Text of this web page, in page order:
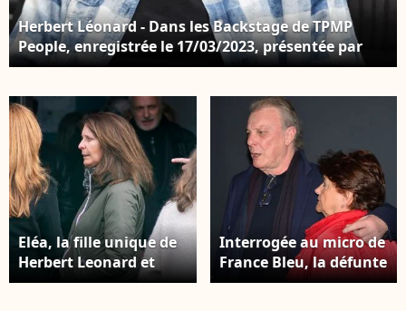
Herbert Léonard - Dans les Backstage de TPMP
People, enregistrée le 17/03/2023, présentée par
M.Delormeau et diffusée le 18/03/2023 - Paris le
Eléa, la fille unique de
Herbert Leonard et
Cleo aux obsèques du
Interrogée au micro de
France Bleu, la défunte
épouse du chanteur